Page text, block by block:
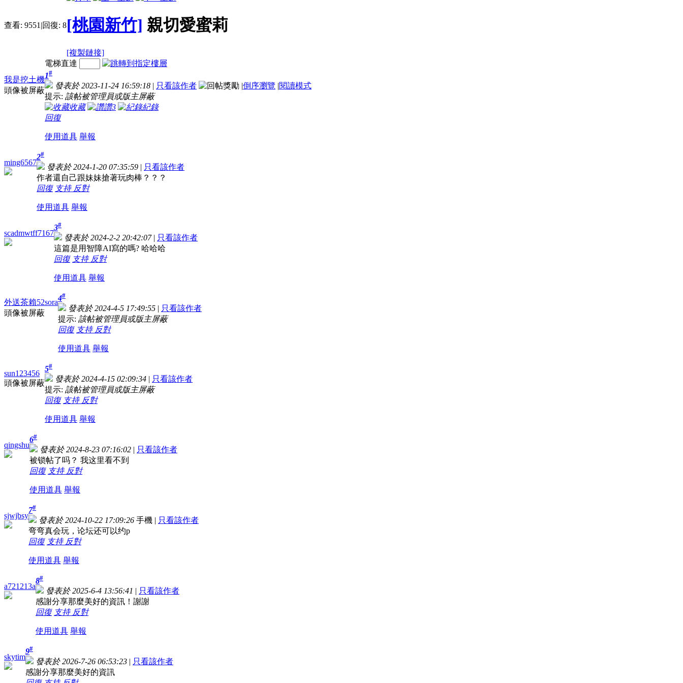
查看: 9551 |回復: 8[桃園新竹] 親切愛蜜莉
[複製鏈接]
我是挖土機
頭像被屏蔽
電梯直達
1#
發表於 2023-11-24 16:59:18 | 只看該作者 |倒序瀏覽 |閱讀模式
提示: 該帖被管理員或版主屏蔽
收藏
讚3
紀錄
回復
使用道具 舉報
ming6567
2#
發表於 2024-1-20 07:35:59 | 只看該作者
作者還自己跟妹妹搶著玩肉棒？？？
回復 支持 反對
使用道具 舉報
scadmwtff7167
3#
發表於 2024-2-2 20:42:07 | 只看該作者
這篇是用智障AI寫的嗎? 哈哈哈
回復 支持 反對
使用道具 舉報
外送茶賴52sora
頭像被屏蔽
4#
發表於 2024-4-5 17:49:55 | 只看該作者
提示: 該帖被管理員或版主屏蔽
回復 支持 反對
使用道具 舉報
sun123456
頭像被屏蔽
5#
發表於 2024-4-15 02:09:34 | 只看該作者
提示: 該帖被管理員或版主屏蔽
回復 支持 反對
使用道具 舉報
qingshu
6#
發表於 2024-8-23 07:16:02 | 只看該作者
被锁帖了吗？ 我这里看不到
回復 支持 反對
使用道具 舉報
sjwjbsy
7#
發表於 2024-10-22 17:09:26 手機 | 只看該作者
弯弯真会玩，论坛还可以约p
回復 支持 反對
使用道具 舉報
a721213a
8#
發表於 2025-6-4 13:56:41 | 只看該作者
感謝分享那麼美好的資訊！謝謝
回復 支持 反對
使用道具 舉報
skytim
9#
發表於 2026-7-26 06:53:23 | 只看該作者
感謝分享那麼美好的資訊